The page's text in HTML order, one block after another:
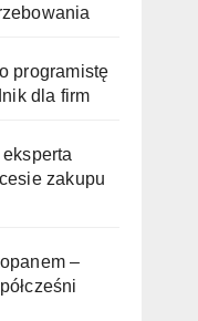
programistę
dla firm
zakupu
–